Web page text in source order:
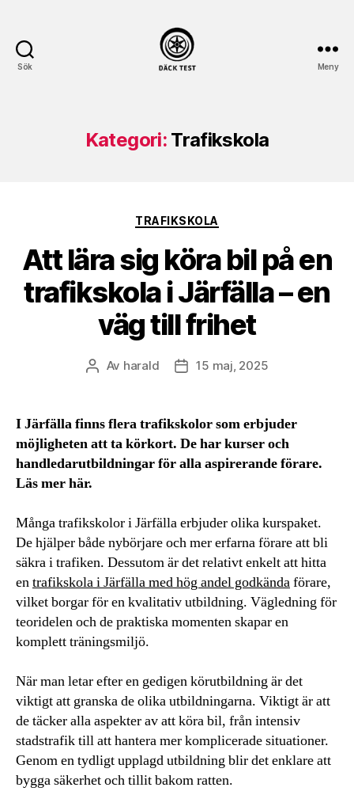
Sök Meny
Kategori: Trafikskola
Kategorier
TRAFIKSKOLA
Att lära sig köra bil på en
trafikskola i Järfälla – en
väg till frihet
Inläggsförfattare
Av harald Inläggsdatum
15 maj, 2025
I Järfälla finns flera trafikskolor som erbjuder
möjligheten att ta körkort. De har kurser och
handledarutbildningar för alla aspirerande förare.
Läs mer här.
Många trafikskolor i Järfälla erbjuder olika kurspaket.
De hjälper både nybörjare och mer erfarna förare att bli
säkra i trafiken. Dessutom är det relativt enkelt att hitta
entrafikskola i Järfälla med hög andel godkändaförare,
vilket borgar för en kvalitativ utbildning. Vägledning för
teoridelen och de praktiska momenten skapar en
komplett träningsmiljö.
När man letar efter en gedigen körutbildning är det
viktigt att granska de olika utbildningarna. Viktigt är att
de täcker alla aspekter av att köra bil, från intensiv
stadstrafik till att hantera mer komplicerade situationer.
Genom en tydligt upplagd utbildning blir det enklare att
bygga säkerhet och tillit bakom ratten.